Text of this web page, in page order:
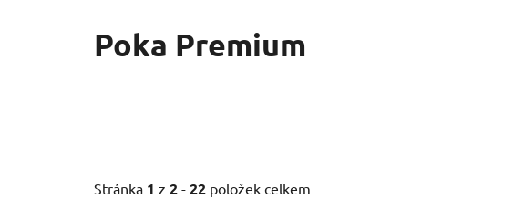
Poka Premium
Stránka 1 z 2 - 22 položek celkem